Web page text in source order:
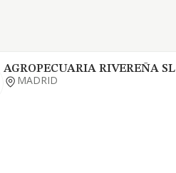
AGROPECUARIA RIVEREÑA SL
MADRID